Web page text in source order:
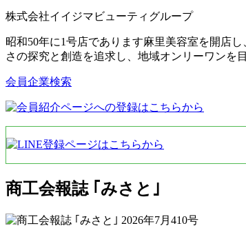
株式会社イイジマビューティグループ
昭和50年に1号店であります麻里美容室を開店
さの探究と創造を追求し、地域オンリーワンを
会員企業検索
商工会報誌 ｢みさと｣